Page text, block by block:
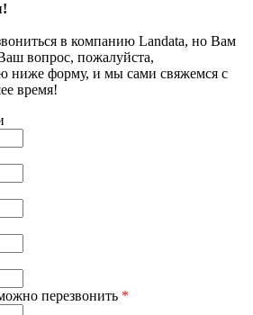
в компанию Landata, но Вам
вопрос, пожалуйста,
ниже форму, и мы сами свяжемся с
время!
перезвонить *